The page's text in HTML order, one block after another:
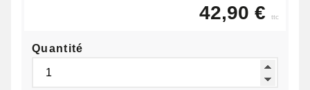
42,90 € ttc
Quantité